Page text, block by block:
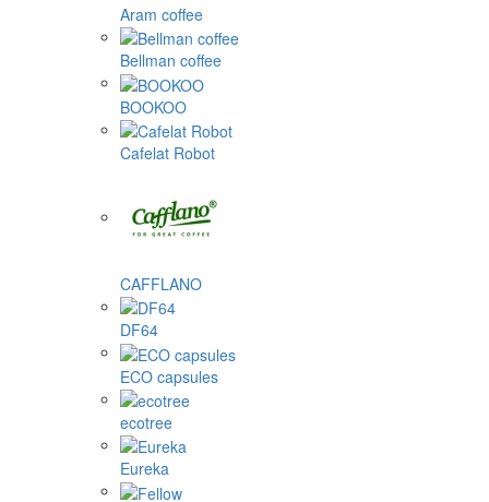
Aram coffee
Bellman coffee
BOOKOO
Cafelat Robot
CAFFLANO
DF64
ECO capsules
ecotree
Eureka